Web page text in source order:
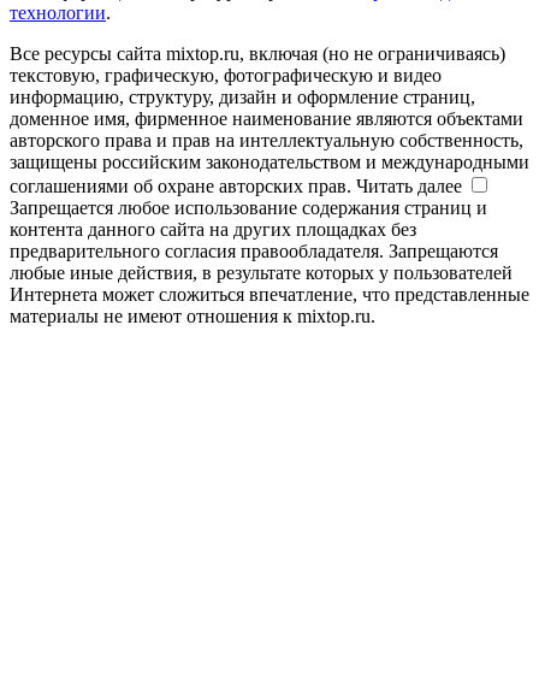
технологии.
Все ресурсы сайта mixtop.ru, включая (но не ограничиваясь)
текстовую, графическую, фотографическую и видео
информацию, структуру, дизайн и оформление страниц,
доменное имя, фирменное наименование являются объектами
авторского права и прав на интеллектуальную собственность,
защищены российским законодательством и международными
соглашениями об охране авторских прав. Читать далее
Запрещается любое использование содержания страниц и
контента данного сайта на других площадках без
предварительного согласия правообладателя. Запрещаются
любые иные действия, в результате которых у пользователей
Интернета может сложиться впечатление, что представленные
материалы не имеют отношения к mixtop.ru.